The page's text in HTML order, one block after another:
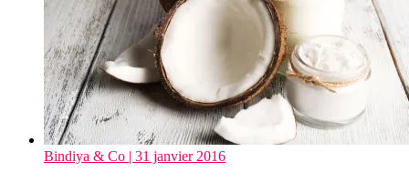
Bindiya & Co | 31 janvier 2016